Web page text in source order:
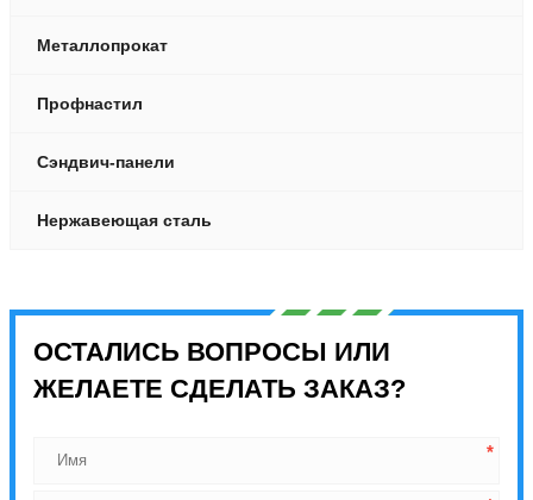
Металлопрокат
Профнастил
Сэндвич-панели
Нержавеющая сталь
ОСТАЛИСЬ ВОПРОСЫ ИЛИ
ЖЕЛАЕТЕ СДЕЛАТЬ ЗАКАЗ?